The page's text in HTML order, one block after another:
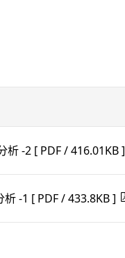
析 -2 [ PDF / 416.01KB ]
-1 [ PDF / 433.8KB ]